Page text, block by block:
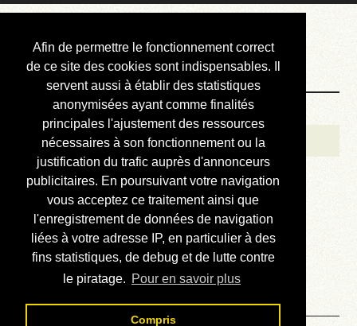
Afin de permettre le fonctionnement correct
de ce site des cookies sont indispensables. Il
servent aussi à établir des statistiques
anonymisées ayant comme finalités
principales l'ajustement des ressources
nécessaires à son fonctionnement ou la
justification du trafic auprès d'annonceurs
publicitaires. En poursuivant votre navigation
vous acceptez ce traitement ainsi que
l'enregistrement de données de navigation
liées à votre adresse IP, en particulier à des
fins statistiques, de debug et de lutte contre
le piratage. Pour en savoir plus
Compris
Courbis, « LE »
Blog Officiel
Bienvenue
Réalisations
Divers (et d’été)
Annonces
Liens externes
Téléchargement
Contact